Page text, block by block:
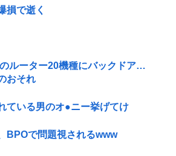
損で逝く
ルーター20機種にバックドア…
おそれ
ている男のオ●ニー挙げてけ
BPOで問題視されるwww